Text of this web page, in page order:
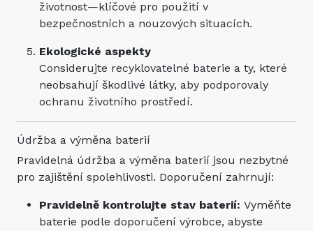
životnost—klíčové pro použití v
bezpečnostních a nouzových situacích.
Ekologické aspekty
Considerujte recyklovatelné baterie a ty, které
neobsahují škodlivé látky, aby podporovaly
ochranu životního prostředí.
Údržba a výměna baterií
Pravidelná údržba a výměna baterií jsou nezbytné
pro zajištění spolehlivosti. Doporučení zahrnují:
Pravidelně kontrolujte stav baterií: Vyměňte
baterie podle doporučení výrobce, abyste